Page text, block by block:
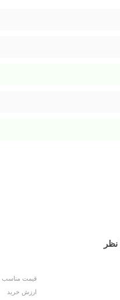
نظر
قیمت مناسب
ارزش خرید